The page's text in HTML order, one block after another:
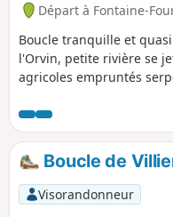
Départ à Fontaine-
Boucle tranquille et
l'Orvin, petite rivière se
agricoles empruntés
suite, de longer l'Orvin.
Boucle de
Visorandonneur